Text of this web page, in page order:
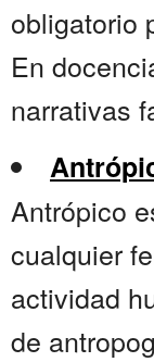
obligatorio
En
narrativas
Antrópico
cualquier
actividad
de